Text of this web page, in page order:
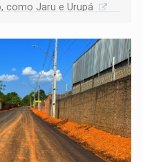
como Jaru e Urupá